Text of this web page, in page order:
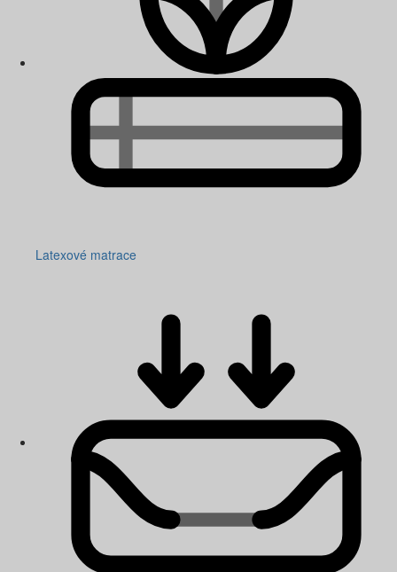
Latexové matrace